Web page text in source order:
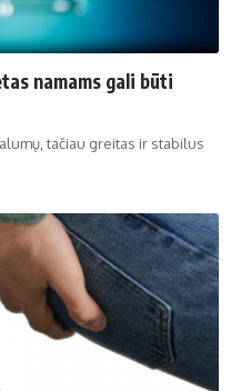
namams gali būti
tačiau greitas ir stabilus